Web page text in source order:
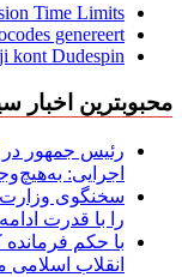
Time Limits
genereert
kont Dudespin
محبوبترین اخبار
رئیس جمهور
اجرایی:
سخنگوی وزارت
را با قدرت
با حکم فرمانده
انقلاب